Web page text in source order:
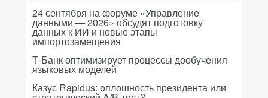
24 сентября на форуме «Управление
данными — 2026» обсудят подготовку
данных к ИИ и новые этапы
импортозамещения
Т-Банк оптимизирует процессы дообучения
языковых моделей
Казус Rapidus: оплошность президента или